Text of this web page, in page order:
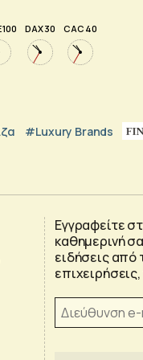
100 DAX 30 CAC 40
#luxury Brands
Εγγραφείτε
καθημερινή
ειδήσεις από